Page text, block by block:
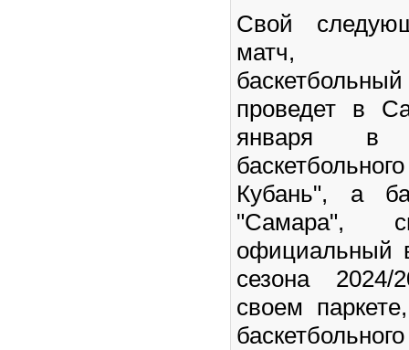
Свой
матч,
проведет в
января в
Кубань", а
"Самара",
официальный
сезона
своем